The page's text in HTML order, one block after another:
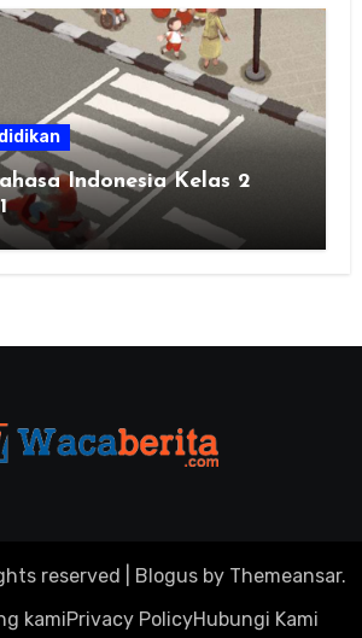
Indonesia Kelas 2
reserved Blogusby Themeansar.
kamiPrivacy PolicyHubungi Kami